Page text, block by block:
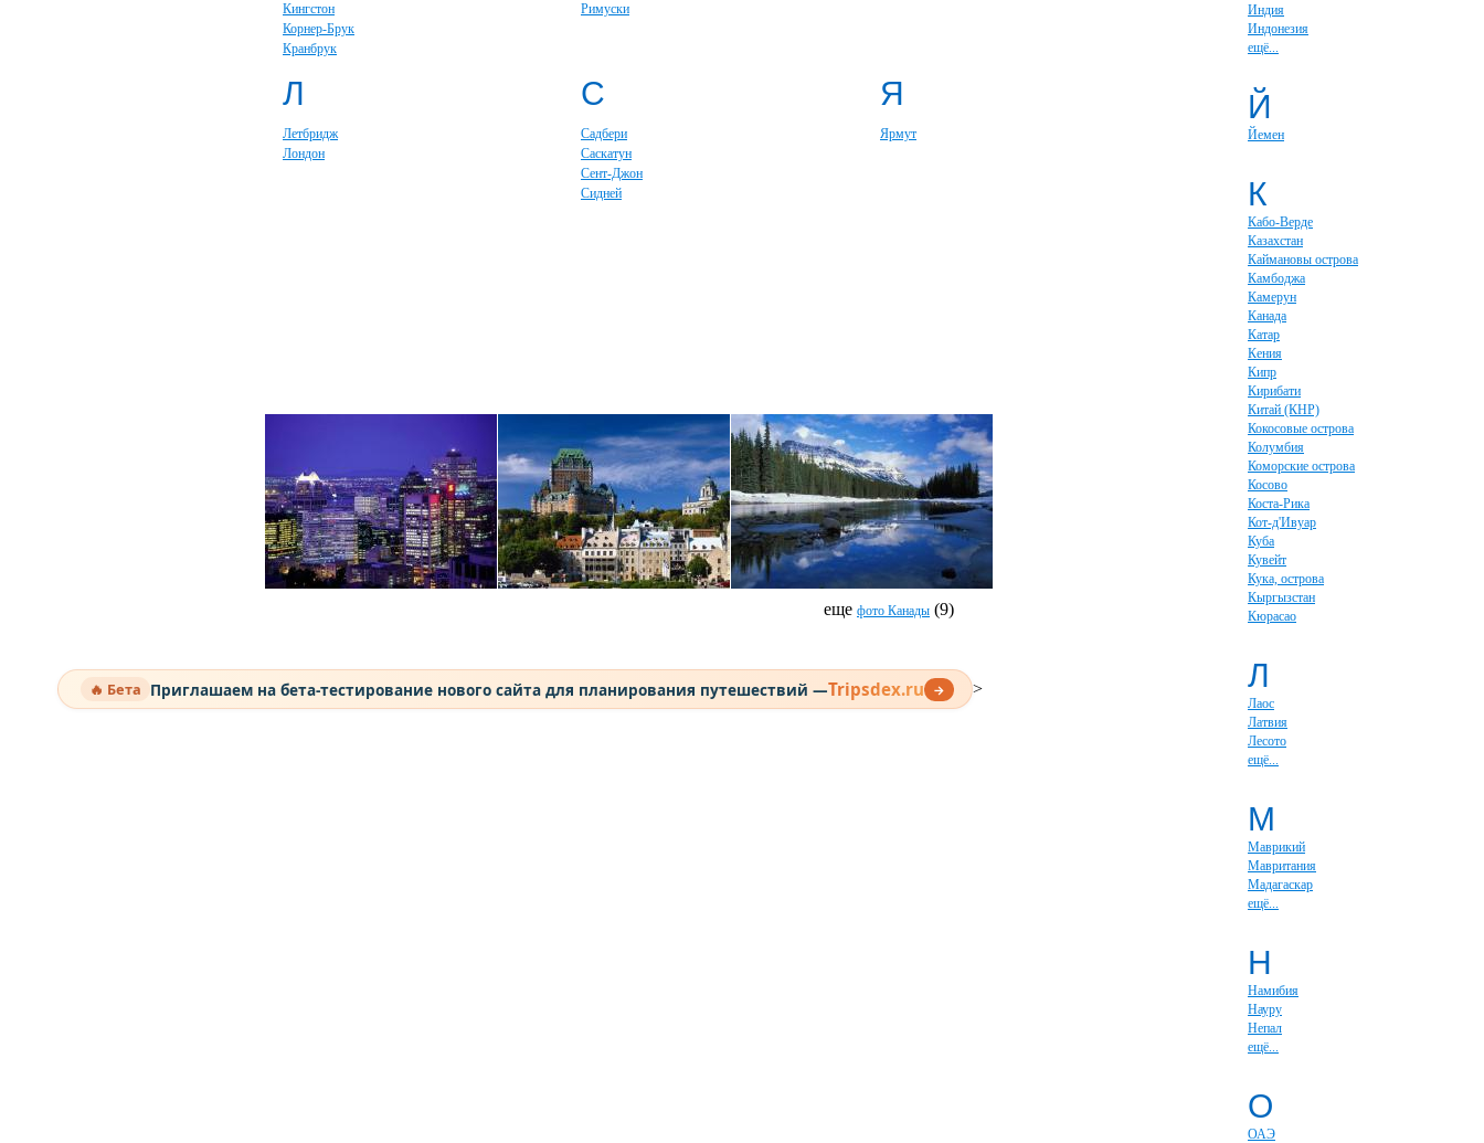
Кингстон
Корнер-Брук
Кранбрук
Римуски
Л
Летбридж
Лондон
С
Садбери
Саскатун
Сент-Джон
Сидней
Я
Ярмут
еще фото Канады (9)
🔥 Бета Приглашаем на бета-тестирование нового сайта для планирования путешествий —Tripsdex.ru → >
Индия
Индонезия
ещё...
Й
Йемен
К
Кабо-Верде
Казахстан
Каймановы острова
Камбоджа
Камерун
Канада
Катар
Кения
Кипр
Кирибати
Китай (КНР)
Кокосовые острова
Колумбия
Коморские острова
Косово
Коста-Рика
Кот-д'Ивуар
Куба
Кувейт
Кука, острова
Кыргызстан
Кюрасао
Л
Лаос
Латвия
Лесото
ещё...
М
Маврикий
Мавритания
Мадагаскар
ещё...
Н
Намибия
Науру
Непал
ещё...
О
ОАЭ